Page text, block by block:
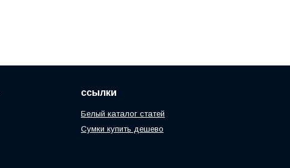
ссылки
Белый каталог статей
Сумки купить дешево